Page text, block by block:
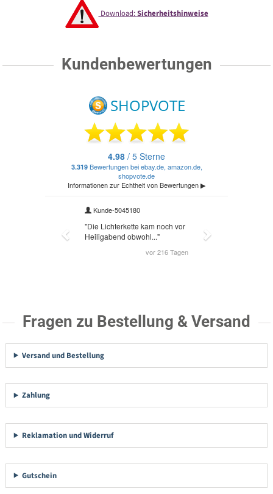
Download:Sicherheitshinweise
Kundenbewertungen
Fragen zu Bestellung & Versand
Versand und Bestellung
Zahlung
Reklamation und Widerruf
Gutschein